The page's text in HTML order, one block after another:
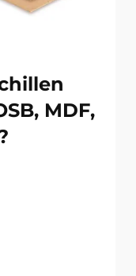
MDF,